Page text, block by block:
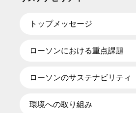
トップメッセージ
ローソンにおける重点課題
ローソンのサステナビリティ
環境への取り組み